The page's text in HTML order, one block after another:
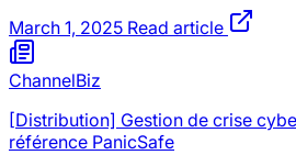
March 1, 2025 Read article
ChannelBiz
[Distribution] Gestion de crise
référence PanicSafe